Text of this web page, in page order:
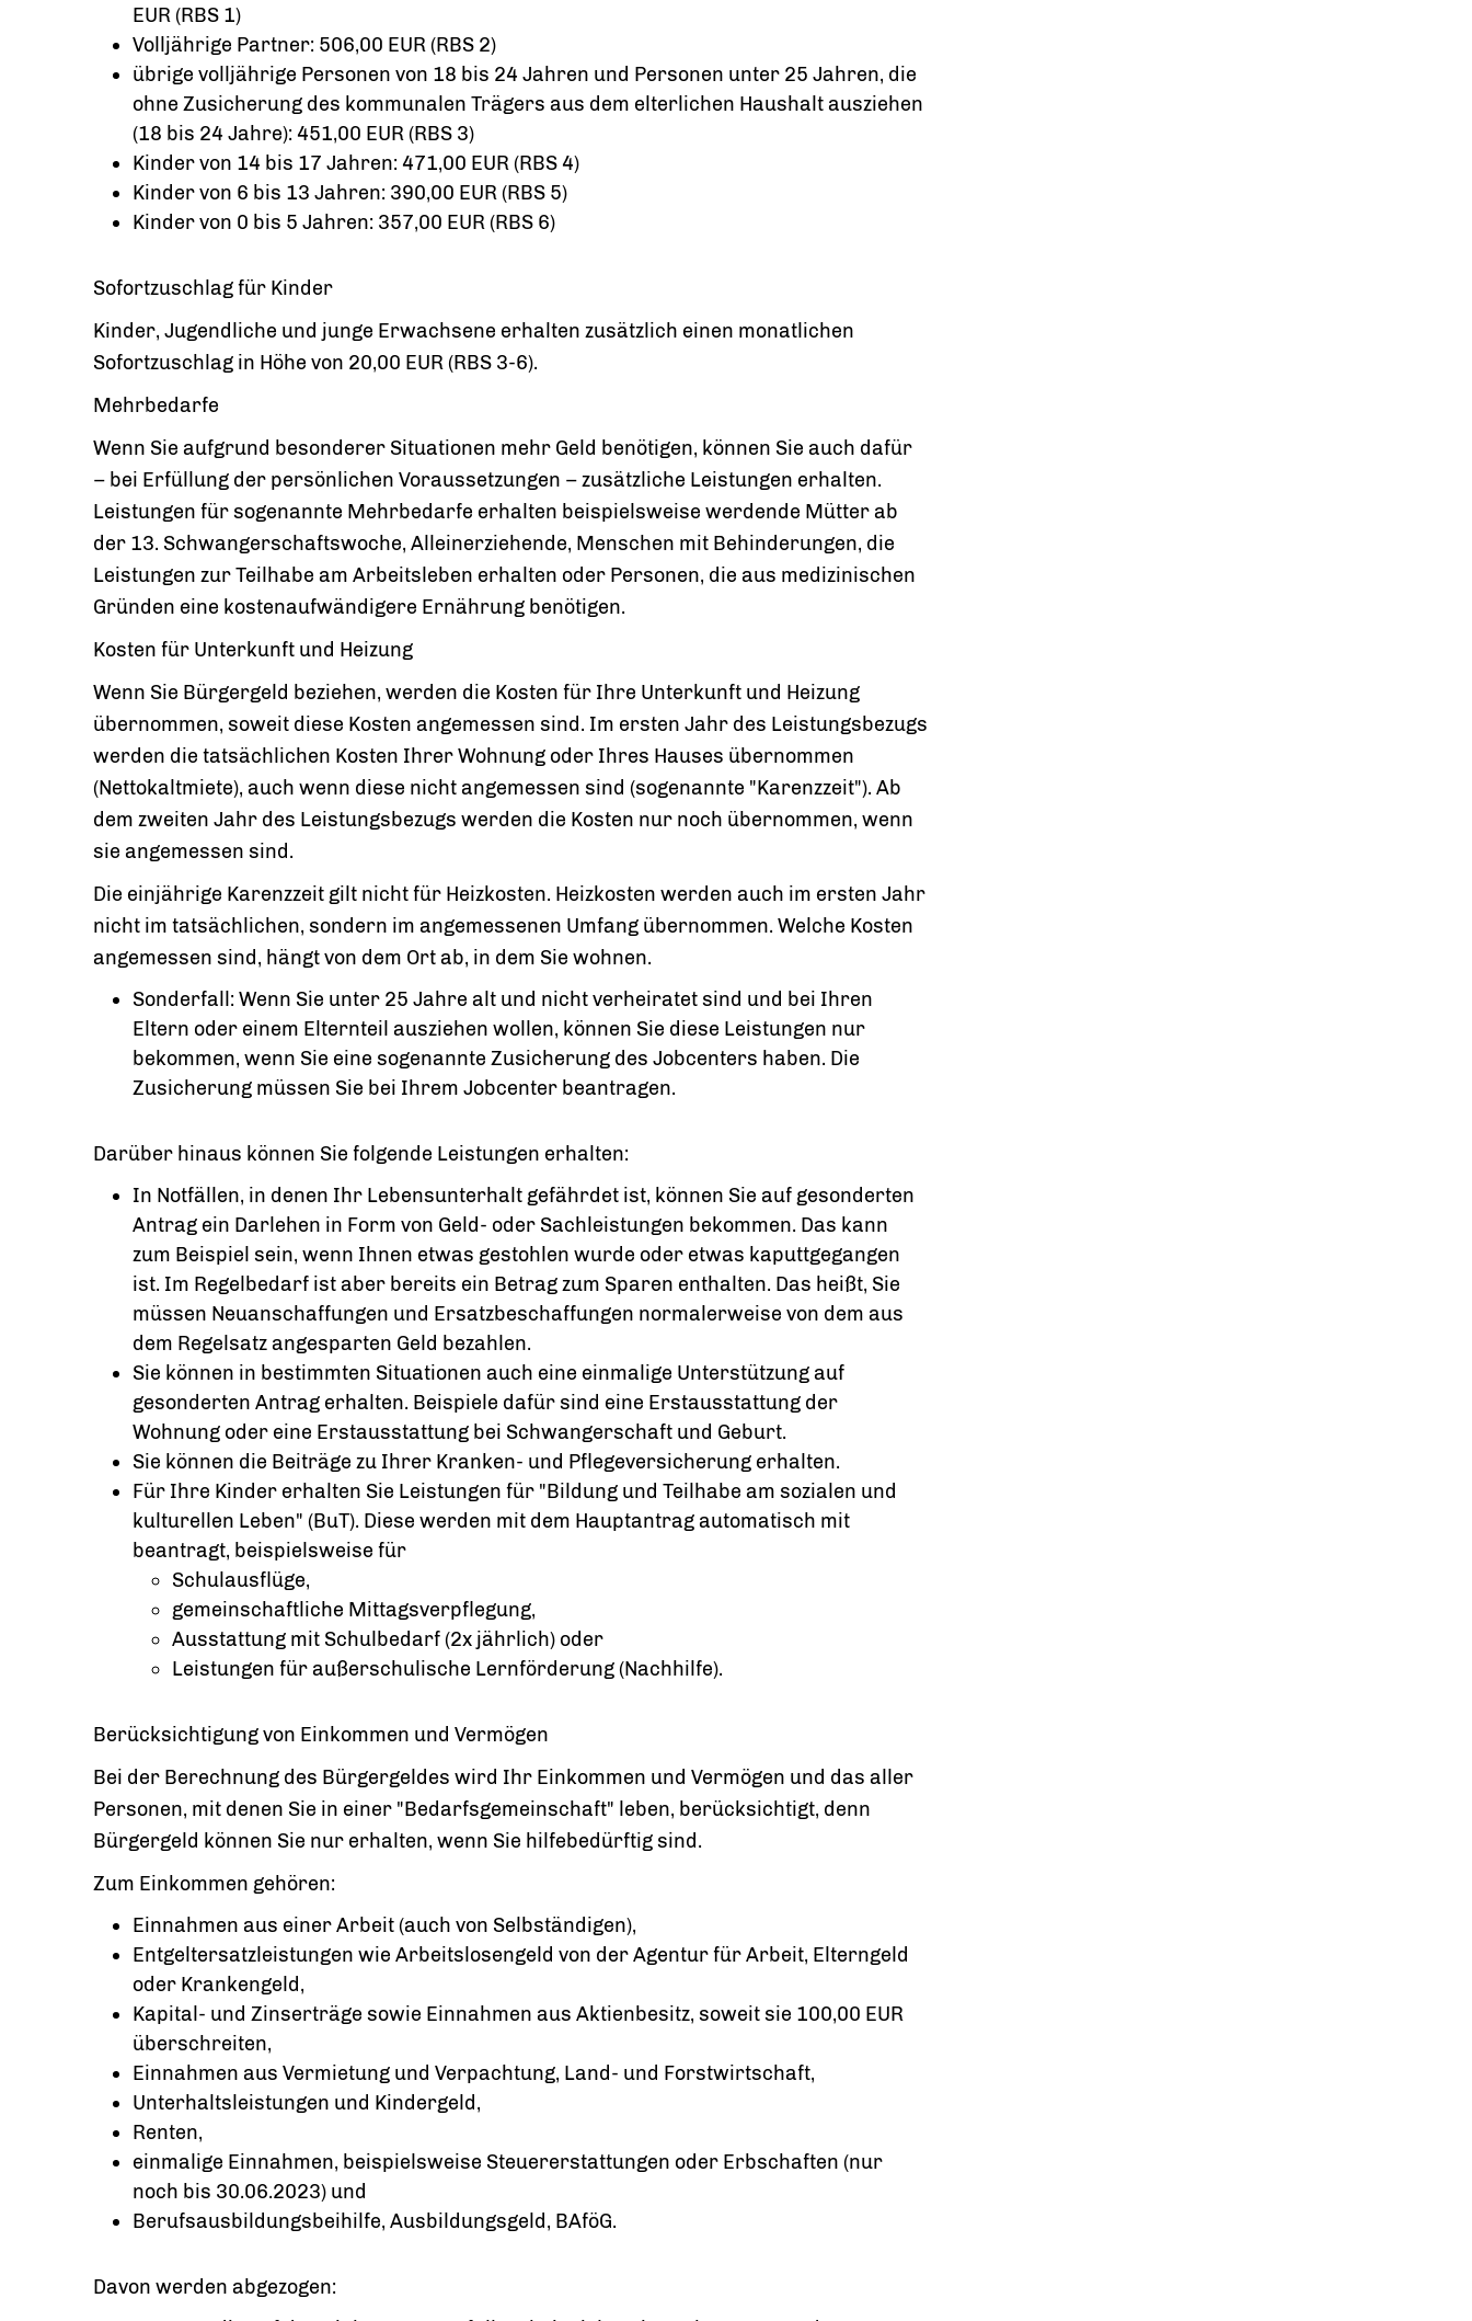
EUR (RBS 1)
Volljährige Partner: 506,00 EUR (RBS 2)
übrige volljährige Personen von 18 bis 24 Jahren und Personen unter 25 Jahren, die
ohne Zusicherung des kommunalen Trägers aus dem elterlichen Haushalt ausziehen
(18 bis 24 Jahre): 451,00 EUR (RBS 3)
Kinder von 14 bis 17 Jahren: 471,00 EUR (RBS 4)
Kinder von 6 bis 13 Jahren: 390,00 EUR (RBS 5)
Kinder von 0 bis 5 Jahren: 357,00 EUR (RBS 6)
Sofortzuschlag für Kinder
Kinder, Jugendliche und junge Erwachsene erhalten zusätzlich einen monatlichen
Sofortzuschlag in Höhe von 20,00 EUR (RBS 3-6).
Mehrbedarfe
Wenn Sie aufgrund besonderer Situationen mehr Geld benötigen, können Sie auch dafür
– bei Erfüllung der persönlichen Voraussetzungen – zusätzliche Leistungen erhalten.
Leistungen für sogenannte Mehrbedarfe erhalten beispielsweise werdende Mütter ab
der 13. Schwangerschaftswoche, Alleinerziehende, Menschen mit Behinderungen, die
Leistungen zur Teilhabe am Arbeitsleben erhalten oder Personen, die aus medizinischen
Gründen eine kostenaufwändigere Ernährung benötigen.
Kosten für Unterkunft und Heizung
Wenn Sie Bürgergeld beziehen, werden die Kosten für Ihre Unterkunft und Heizung
übernommen, soweit diese Kosten angemessen sind. Im ersten Jahr des Leistungsbezugs
werden die tatsächlichen Kosten Ihrer Wohnung oder Ihres Hauses übernommen
(Nettokaltmiete), auch wenn diese nicht angemessen sind (sogenannte "Karenzzeit"). Ab
dem zweiten Jahr des Leistungsbezugs werden die Kosten nur noch übernommen, wenn
sie angemessen sind.
Die einjährige Karenzzeit gilt nicht für Heizkosten. Heizkosten werden auch im ersten Jahr
nicht im tatsächlichen, sondern im angemessenen Umfang übernommen. Welche Kosten
angemessen sind, hängt von dem Ort ab, in dem Sie wohnen.
Sonderfall: Wenn Sie unter 25 Jahre alt und nicht verheiratet sind und bei Ihren
Eltern oder einem Elternteil ausziehen wollen, können Sie diese Leistungen nur
bekommen, wenn Sie eine sogenannte Zusicherung des Jobcenters haben. Die
Zusicherung müssen Sie bei Ihrem Jobcenter beantragen.
Darüber hinaus können Sie folgende Leistungen erhalten:
In Notfällen, in denen Ihr Lebensunterhalt gefährdet ist, können Sie auf gesonderten
Antrag ein Darlehen in Form von Geld- oder Sachleistungen bekommen. Das kann
zum Beispiel sein, wenn Ihnen etwas gestohlen wurde oder etwas kaputtgegangen
ist. Im Regelbedarf ist aber bereits ein Betrag zum Sparen enthalten. Das heißt, Sie
müssen Neuanschaffungen und Ersatzbeschaffungen normalerweise von dem aus
dem Regelsatz angesparten Geld bezahlen.
Sie können in bestimmten Situationen auch eine einmalige Unterstützung auf
gesonderten Antrag erhalten. Beispiele dafür sind eine Erstausstattung der
Wohnung oder eine Erstausstattung bei Schwangerschaft und Geburt.
Sie können die Beiträge zu Ihrer Kranken- und Pflegeversicherung erhalten.
Für Ihre Kinder erhalten Sie Leistungen für "Bildung und Teilhabe am sozialen und
kulturellen Leben" (BuT). Diese werden mit dem Hauptantrag automatisch mit
beantragt, beispielsweise für
Schulausflüge,
gemeinschaftliche Mittagsverpflegung,
Ausstattung mit Schulbedarf (2x jährlich) oder
Leistungen für außerschulische Lernförderung (Nachhilfe).
Berücksichtigung von Einkommen und Vermögen
Bei der Berechnung des Bürgergeldes wird Ihr Einkommen und Vermögen und das aller
Personen, mit denen Sie in einer "Bedarfsgemeinschaft" leben, berücksichtigt, denn
Bürgergeld können Sie nur erhalten, wenn Sie hilfebedürftig sind.
Zum Einkommen gehören:
Einnahmen aus einer Arbeit (auch von Selbständigen),
Entgeltersatzleistungen wie Arbeitslosengeld von der Agentur für Arbeit, Elterngeld
oder Krankengeld,
Kapital- und Zinserträge sowie Einnahmen aus Aktienbesitz, soweit sie 100,00 EUR
überschreiten,
Einnahmen aus Vermietung und Verpachtung, Land- und Forstwirtschaft,
Unterhaltsleistungen und Kindergeld,
Renten,
einmalige Einnahmen, beispielsweise Steuererstattungen oder Erbschaften (nur
noch bis 30.06.2023) und
Berufsausbildungsbeihilfe, Ausbildungsgeld, BAföG.
Davon werden abgezogen: